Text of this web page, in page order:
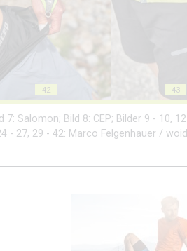
42 43
7: Salomon; Bild 8: CEP; Bilder 9 - 10,
- 27, 29 - 42: Marco Felgenhauer /